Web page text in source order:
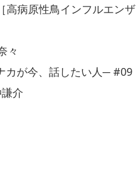
高病原性鳥インフルエン
々
カが今、話したい人─
介